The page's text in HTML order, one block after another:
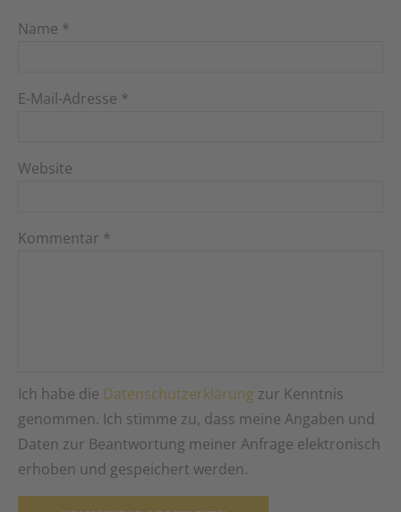
Name *
E-Mail-Adresse *
Website
Kommentar *
Ich habe die Datenschutzerklärung zur Kenntnis
genommen. Ich stimme zu, dass meine Angaben und
Daten zur Beantwortung meiner Anfrage elektronisch
erhoben und gespeichert werden.